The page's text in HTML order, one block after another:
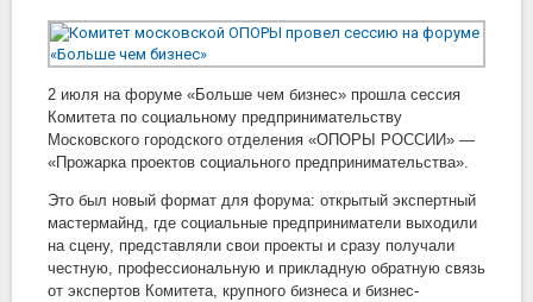
2 июля на форуме «Больше чем бизнес» прошла сессия
Комитета по социальному предпринимательству
Московского городского отделения «ОПОРЫ РОССИИ» —
«Прожарка проектов социального предпринимательства».
Это был новый формат для форума: открытый экспертный
мастермайнд, где социальные предприниматели выходили
на сцену, представляли свои проекты и сразу получали
честную, профессиональную и прикладную обратную связь
от экспертов Комитета, крупного бизнеса и бизнес-